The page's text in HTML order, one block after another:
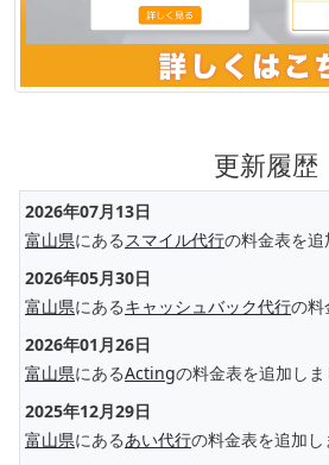
更新履歴
2026年07月13日
富山県にあるスマイル代行の料金表を追
2026年05月30日
富山県にあるキャッシュバック代行の料
2026年01月26日
富山県にあるActingの料金表を追加しま
2025年12月29日
富山県にあるあい代行の料金表を追加し